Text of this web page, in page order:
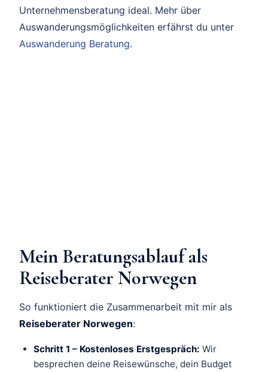
Unternehmensberatung ideal. Mehr über
Auswanderungsmöglichkeiten erfährst du unter
Auswanderung Beratung.
Mein Beratungsablauf als
Reiseberater Norwegen
So funktioniert die Zusammenarbeit mit mir als
Reiseberater Norwegen:
Schritt 1 – Kostenloses Erstgespräch: Wir
besprechen deine Reisewünsche, dein Budget